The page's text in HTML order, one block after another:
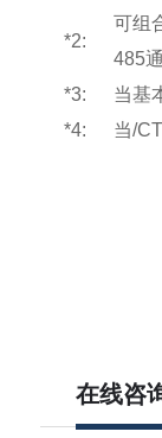
*2:
可组
485
*3:
当基
*4:
当/
在线咨